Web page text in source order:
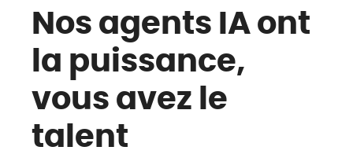
Nos agents IA ont
la puissance,
vous avez le
talent